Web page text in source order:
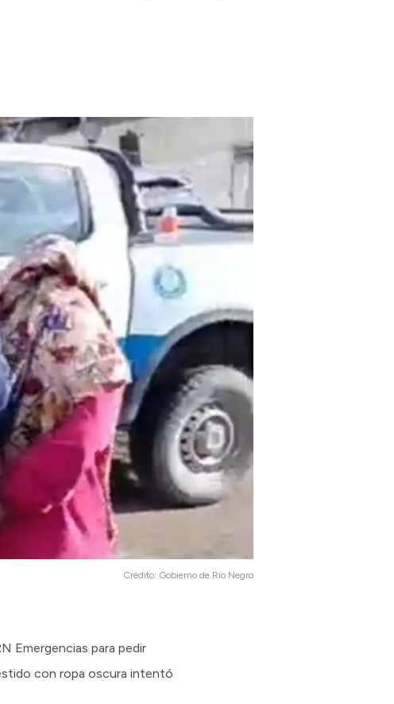
Crédito: Gobierno de Río Negro
Emergencias para pedir
con ropa oscura intentó